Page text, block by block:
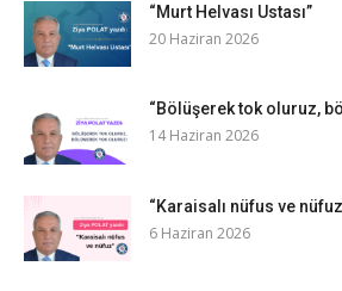
“Murt Helvası Ustası”
20 Haziran 2026
“Bölüşerek tok oluruz,
14 Haziran 2026
“Karaisalı nüfus ve
6 Haziran 2026